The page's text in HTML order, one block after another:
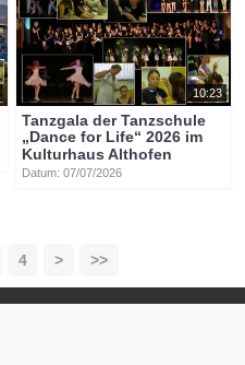
10:23
Tanzgala der Tanzschule
„Dance for Life“ 2026 im
Kulturhaus Althofen
Datum: 07/07/2026
4 > >>